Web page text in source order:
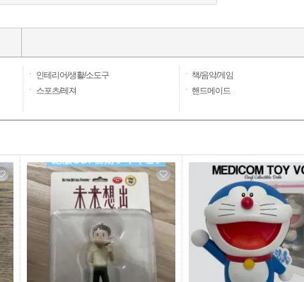
인테리어/생활/소도구 책/음악/게임
스포츠/레져 핸드메이드